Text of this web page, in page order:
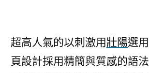
超高人氣的以刺激用壯陽選
頁設計採用精簡與質感的語